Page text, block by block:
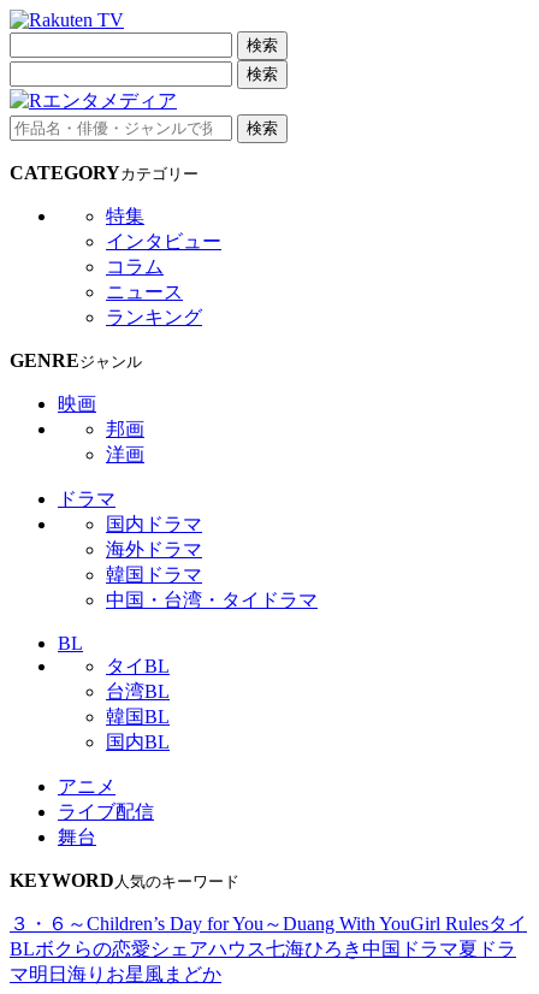
検索
検索
検索
CATEGORYカテゴリー
特集
インタビュー
コラム
ニュース
ランキング
GENREジャンル
映画
邦画
洋画
ドラマ
国内ドラマ
海外ドラマ
韓国ドラマ
中国・台湾・タイドラマ
BL
タイBL
台湾BL
韓国BL
国内BL
アニメ
ライブ配信
舞台
KEYWORD 人気のキーワード
３・６～Children’s Day for You～Duang With YouGirl Rulesタイ
BLボクらの恋愛シェアハウス七海ひろき中国ドラマ夏ドラ
マ明日海りお星風まどか